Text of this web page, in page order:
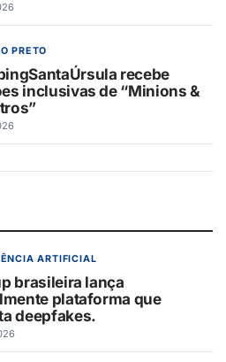
PRETO
recebe
inclusivas de “Minions &
ARTIFICIAL
brasileira lança
plataforma que
deepfakes.